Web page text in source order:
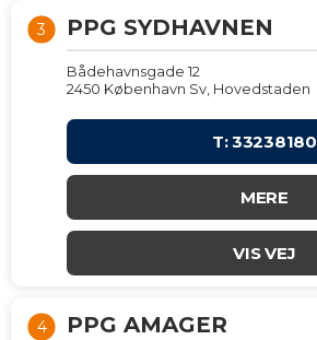
3 PPG SYDHAVNEN
Bådehavnsgade 12
2450 København Sv, Hovedstaden
T: 33238180
MERE
VIS VEJ
4 PPG AMAGER